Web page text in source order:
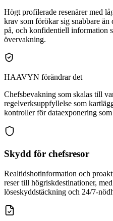
Högt profilerade resenärer med
krav som förökar sig snabbare
på, och konfidentiell information
övervakning.
HAAVYN förändrar det
Chefsbevakning som skalas till
regelverksuppfyllelse som
kontroller för dataexponering
Skydd för chefsresor
Realtidshotinformation och
reser till högriskdestinationer,
löseskyddstäckning och 24/7-